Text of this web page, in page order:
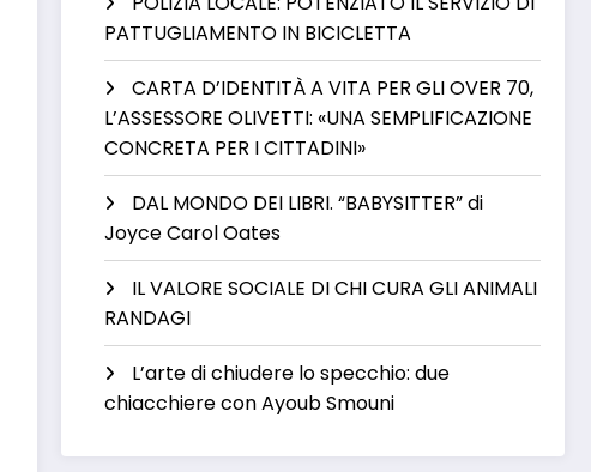
PATTUGLIAMENTO IN BICICLETTA
CARTA D’IDENTITÀ A VITA PER GLI OVER 70,
L’ASSESSORE OLIVETTI: «UNA SEMPLIFICAZIONE
CONCRETA PER I CITTADINI»
DAL MONDO DEI LIBRI. “BABYSITTER” di
Joyce Carol Oates
IL VALORE SOCIALE DI CHI CURA GLI ANIMALI
RANDAGI
L’arte di chiudere lo specchio: due
chiacchiere con Ayoub Smouni